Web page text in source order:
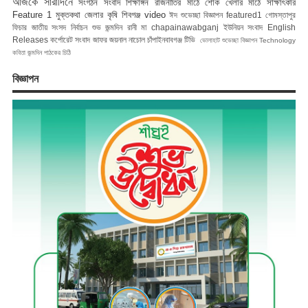
সংগঠন সংবাদ শিক্ষাঙ্গন রাজনীতির মাঠে শোক খেলার মাঠে
সাক্ষাৎকার
Feature 1 মুক্তকথা জেলার কৃষি শিবগঞ্জ video ঈদ শুভেচ্ছা বিজ্ঞাপন featured1
গোমস্তাপুর
ফিচার জাতীয় সংসদ নির্বাচন শুভ জন্মদিন রানী মা chapainawabganj ইউনিয়ন সংবাদ
English
Releases কর্পোরেট সংবাদ জাফর জয়নাল নাচোল চাঁপাইনবাবগঞ্জ টিভি ভোলাহাট শুভেচ্ছা বিজ্ঞাপন Technology
কবিতা জন্মদিন পাঠকের চিঠি
বিজ্ঞাপন